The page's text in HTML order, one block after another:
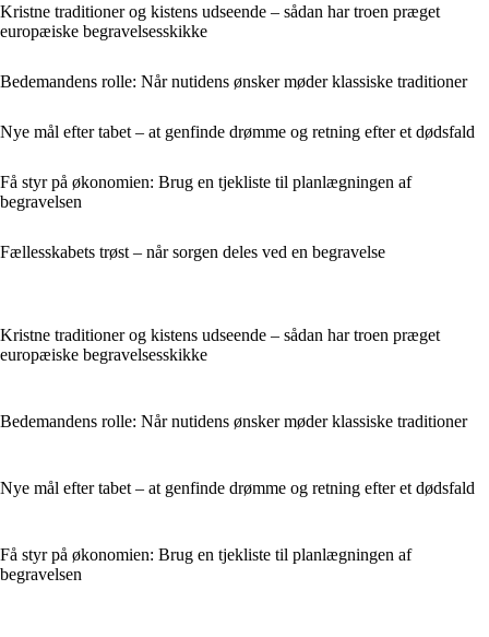
Kristne traditioner og kistens udseende – sådan har troen præget
europæiske begravelsesskikke
Bedemandens rolle: Når nutidens ønsker møder klassiske traditioner
Nye mål efter tabet – at genfinde drømme og retning efter et dødsfald
Få styr på økonomien: Brug en tjekliste til planlægningen af
begravelsen
Fællesskabets trøst – når sorgen deles ved en begravelse
Kristne traditioner og kistens udseende – sådan har troen præget
europæiske begravelsesskikke
Bedemandens rolle: Når nutidens ønsker møder klassiske traditioner
Nye mål efter tabet – at genfinde drømme og retning efter et dødsfald
Få styr på økonomien: Brug en tjekliste til planlægningen af
begravelsen